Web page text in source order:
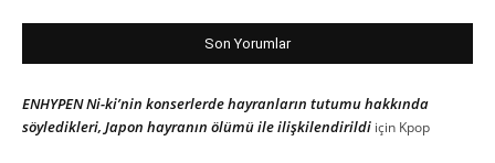
Son Yorumlar
ENHYPEN Ni-ki’nin konserlerde hayranların tutumu hakkında
söyledikleri, Japon hayranın ölümü ile ilişkilendirildi için Kpop